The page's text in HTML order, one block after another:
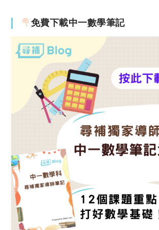
免費下載中一數學筆記